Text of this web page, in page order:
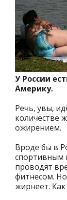
У России
Америку.
Речь, увы,
количестве
ожирением.
Вроде бы в
спортивным
проводят
фитнесом.
жирнеет.